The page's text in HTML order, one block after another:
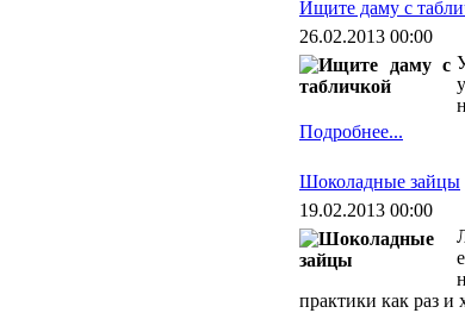
Ищите даму с
26.02.2013 00:00
Подробнее...
Шоколадные зайцы
19.02.2013 00:00
практики как раз и